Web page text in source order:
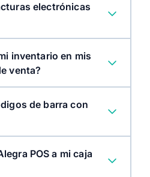
electrónicas
inventario en mis
venta?
de barra con
POS a mi caja